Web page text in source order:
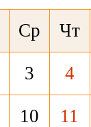
Ср Чт
3 4
10 11